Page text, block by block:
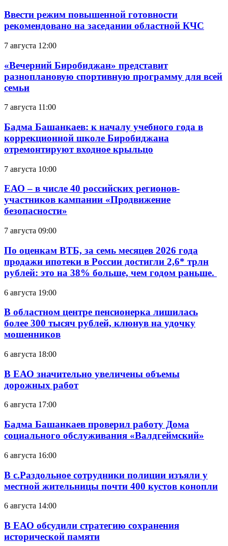
Ввести режим повышенной готовности
рекомендовано на заседании областной КЧС
7 августа 12:00
«Вечерний Биробиджан» представит
разноплановую спортивную программу для всей
семьи
7 августа 11:00
Бадма Башанкаев: к началу учебного года в
коррекционной школе Биробиджана
отремонтируют входное крыльцо
7 августа 10:00
ЕАО – в числе 40 российских регионов-
участников кампании «Продвижение
безопасности»
7 августа 09:00
По оценкам ВТБ, за семь месяцев 2026 года
продажи ипотеки в России достигли 2,6* трлн
рублей: это на 38% больше, чем годом раньше.
6 августа 19:00
В областном центре пенсионерка лишилась
более 300 тысяч рублей, клюнув на удочку
мошенников
6 августа 18:00
В ЕАО значительно увеличены объемы
дорожных работ
6 августа 17:00
Бадма Башанкаев проверил работу Дома
социального обслуживания «Валдгеймский»
6 августа 16:00
В с.Раздольное сотрудники полиции изъяли у
местной жительницы почти 400 кустов конопли
6 августа 14:00
В ЕАО обсудили стратегию сохранения
исторической памяти